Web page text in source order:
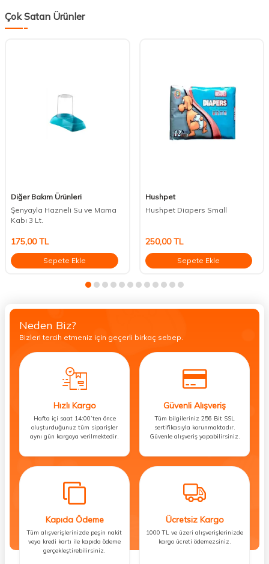
Çok Satan Ürünler
Diğer Bakım Ürünleri
Şenyayla Hazneli Su ve Mama
Kabı 3 Lt.
175,00TL
Sepete Ekle
Hushpet
Hushpet Diapers Small
250,00TL
Sepete Ekle
Neden Biz?
Bizleri tercih etmeniz için geçerli birkaç sebep.
Hızlı Kargo
Hafta içi saat 14:00’ten önce
oluşturduğunuz tüm siparişler
aynı gün kargoya verilmektedir.
Güvenli Alışveriş
Tüm bilgileriniz 256 Bit SSL
sertifikasıyla korunmaktadır.
Güvenle alışveriş yapabilirsiniz.
Kapıda Ödeme
Tüm alışverişlerinizde peşin nakit
veya kredi kartı ile kapıda ödeme
gerçekleştirebilirsiniz.
Ücretsiz Kargo
1000 TL ve üzeri alışverişlerinizde
kargo ücreti ödemezsiniz.